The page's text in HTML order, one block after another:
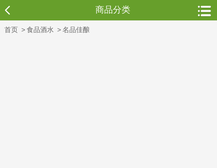
商品分类
首页 >食品酒水 >名品佳酿